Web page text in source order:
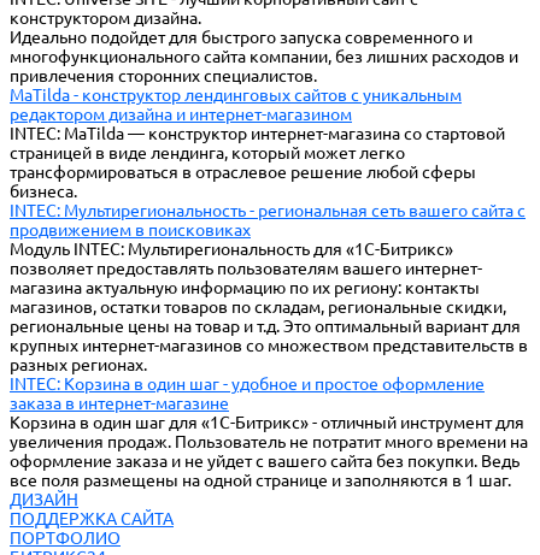
конструктором дизайна.
Идеально подойдет для быстрого запуска современного и
многофункционального сайта компании, без лишних расходов и
привлечения сторонних специалистов.
MaTilda - конструктор лендинговых сайтов с уникальным
редактором дизайна и интернет-магазином
INTEC: MaTilda — конструктор интернет-магазина со стартовой
страницей в виде лендинга, который может легко
трансформироваться в отраслевое решение любой сферы
бизнеса.
INTEC: Мультирегиональность - региональная сеть вашего сайта с
продвижением в поисковиках
Модуль INTEC: Мультирегиональность для «1С-Битрикс»
позволяет предоставлять пользователям вашего интернет-
магазина актуальную информацию по их региону: контакты
магазинов, остатки товаров по складам, региональные скидки,
региональные цены на товар и т.д. Это оптимальный вариант для
крупных интернет-магазинов со множеством представительств в
разных регионах.
INTEC: Корзина в один шаг - удобное и простое оформление
заказа в интернет-магазине
Корзина в один шаг для «1С-Битрикс» - отличный инструмент для
увеличения продаж. Пользователь не потратит много времени на
оформление заказа и не уйдет с вашего сайта без покупки. Ведь
все поля размещены на одной странице и заполняются в 1 шаг.
ДИЗАЙН
ПОДДЕРЖКА САЙТА
ПОРТФОЛИО